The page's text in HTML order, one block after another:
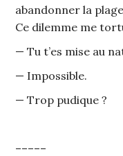
abandonner la
Ce dilemme me
— Tu t’es mise au
— Impossible.
— Trop pudique ?
–––––